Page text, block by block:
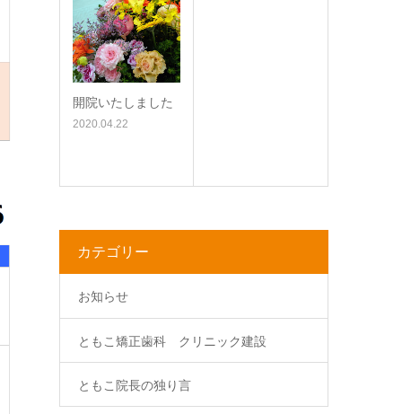
開院いたしました
2020.04.22
カテゴリー
お知らせ
ともこ矯正歯科 クリニック建設
ともこ院長の独り言